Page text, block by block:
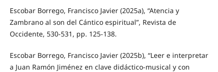
Escobar Borrego, Francisco Javier (2025a), “Atencia y
Zambrano al son del Cántico espiritual”, Revista de
Occidente, 530-531, pp. 125-138.
Escobar Borrego, Francisco Javier (2025b), “Leer e interpretar
a Juan Ramón Jiménez en clave didáctico-musical y con